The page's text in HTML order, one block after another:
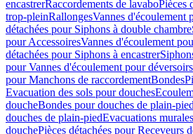
encastrerRaccordements de lavaboPièces
trop-pleinRallongesVannes d'écoulement
détachées pour Siphons à double chambre
pour AccessoiresVannes d'écoulement
détachées pour Siphons à encastrer
pour Vannes d'écoulement pour
pour Manchons de raccordementBondes
Evacuation des sols pour douches
doucheBondes pour douches de plain-pied
douches de plain-piedEvacuations murales
douchePièces détachées pour Receveurs